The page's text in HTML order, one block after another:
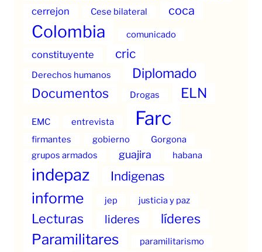
cerrejon Cese bilateral coca
Colombia comunicado
constituyente cric
Derechos humanos Diplomado
Documentos Drogas ELN
EMC entrevista Farc
firmantes gobierno
Gorgona
grupos armados
guajira habana
indepaz Indigenas
informe jep justicia y paz
Lecturas lideres líderes
Paramilitares paramilitarismo